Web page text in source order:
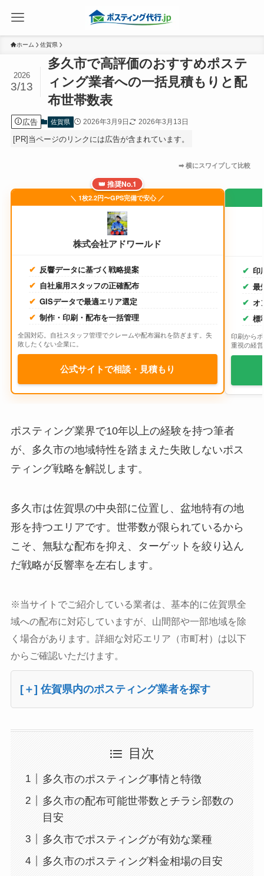
ホーム 佐賀県
多久市で高評価のおすすめポステ
ィング業者への一括見積もりと配
布世帯数表
2026
3/13
広告 佐賀県 2026年3月9日 2026年3月13日
[PR]当ページのリンクには広告が含まれています。
👑 推奨No.1
＼ 1枚2.2円〜GPS完備で安心 ／
株式会社アドワールド
反響データに基づく戦略提案
自社雇用スタッフの正確配布
GISデータで最適エリア選定
制作・印刷・配布を一括管理
全国対応。自社スタッフ管理でクレームや配布漏れを防ぎます。失
敗したくない企業に。
公式サイトで相談・見積もり
印
最
オ
標
印刷から
重視の経
ポスティング業界で10年以上の経験を持つ筆者
が、多久市の地域特性を踏まえた失敗しないポス
ティング戦略を解説します。
多久市は佐賀県の中央部に位置し、盆地特有の地
形を持つエリアです。世帯数が限られているから
こそ、無駄な配布を抑え、ターゲットを絞り込ん
だ戦略が反響率を左右します。
※当サイトでご紹介している業者は、基本的に佐賀県全
域への配布に対応していますが、山間部や一部地域を除
く場合があります。詳細な対応エリア（市町村）は以下
からご確認いただけます。
[＋] 佐賀県内のポスティング業者を探す
目次
多久市のポスティング事情と特徴
多久市の配布可能世帯数とチラシ部数の
目安
多久市でポスティングが有効な業種
多久市のポスティング料金相場の目安